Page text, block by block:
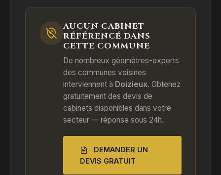
AUCUN CABINET
RÉFÉRENCÉ DANS
CETTE COMMUNE
De nombreux géomètres-experts
des communes voisines
interviennent à Doizieux. Obtenez
gratuitement des devis de
cabinets disponibles dans votre
secteur — réponse sous 24h.
DEMANDER UN
DEVIS GRATUIT